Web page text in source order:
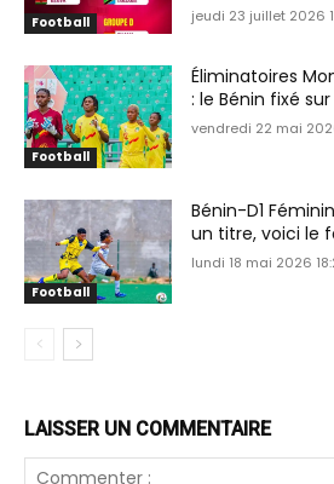
Football jeudi 23 juillet 2026
Football
Éliminatoires
: le Bénin fixé
vendredi 22 mai
Football
Bénin-D1
un titre, voici le
lundi 18 mai 2026
LAISSER UN COMMENTAIRE